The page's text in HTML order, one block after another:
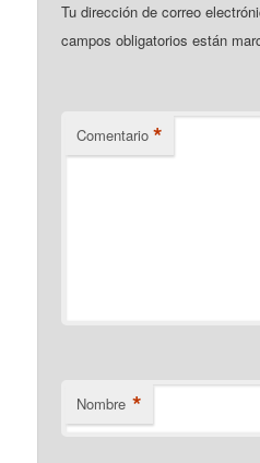
Tu dirección de correo
campos obligatorios están
Comentario *
Nombre *